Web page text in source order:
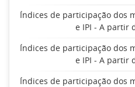
Índices de participação dos
e IPI - A partir
Índices de participação dos
e IPI - A partir
Índices de participação dos